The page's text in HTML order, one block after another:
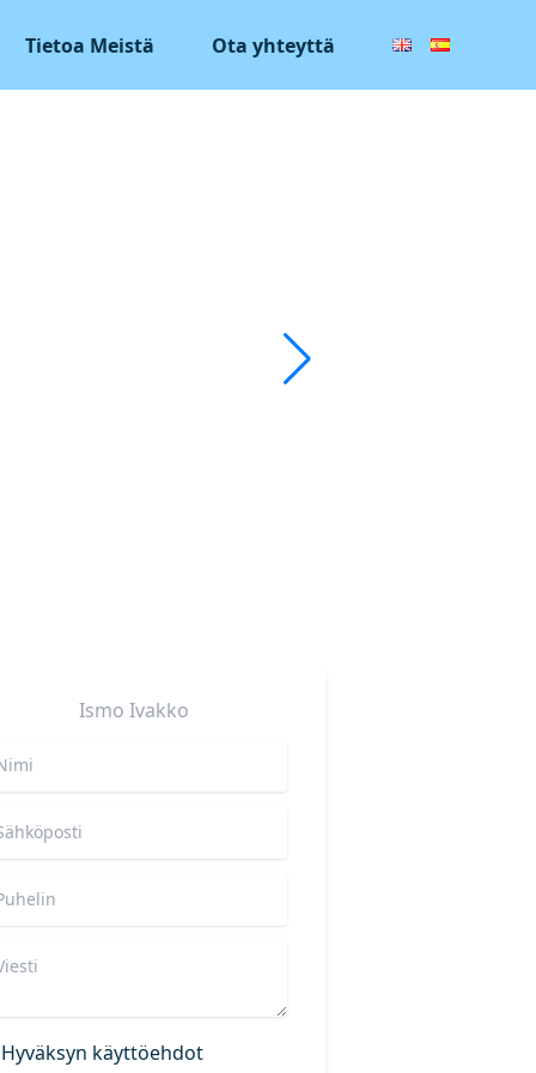
Tietoa Meistä Ota yhteyttä
Ismo Ivakko
Hyväksyn käyttöehdot